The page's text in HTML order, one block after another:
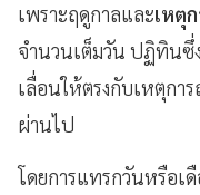
เพราะฤดูกาลและเหตุ
จำนวนเต็มวัน ปฏิทินซึ่
เลื่อนให้ตรงกับเหตุกา
ผ่านไป
โดยการแทรกวันหรือเ